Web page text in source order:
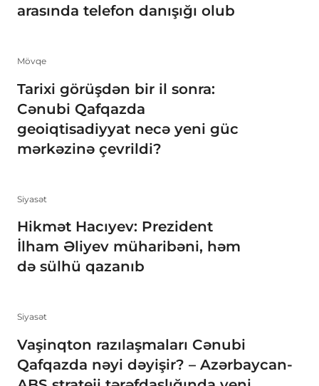
arasında telefon danışığı olub
Mövqe
Tarixi görüşdən bir il sonra:
Cənubi Qafqazda
geoiqtisadiyyat necə yeni güc
mərkəzinə çevrildi?
Siyasət
Hikmət Hacıyev: Prezident
İlham Əliyev müharibəni, həm
də sülhü qazanıb
Siyasət
Vaşinqton razılaşmaları Cənubi
Qafqazda nəyi dəyişir? – Azərbaycan-